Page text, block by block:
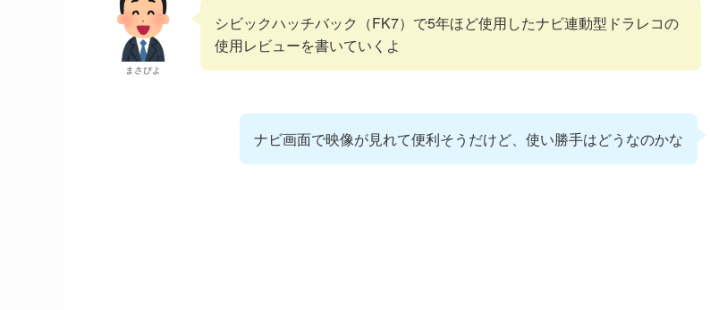
まさぴよ
シビックハッチバック（FK7）で5年ほど使用したナビ連動型ドラレコの
使用レビューを書いていくよ
ナビ画面で映像が見れて便利そうだけど、使い勝手はどうなのかな